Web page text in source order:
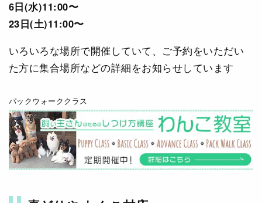
6日(水)11:00〜
23日(土)11:00〜
いろいろな場所で開催していて、ご予約をいただい
た方に集合場所などの詳細をお知らせしています
パックウォーククラス